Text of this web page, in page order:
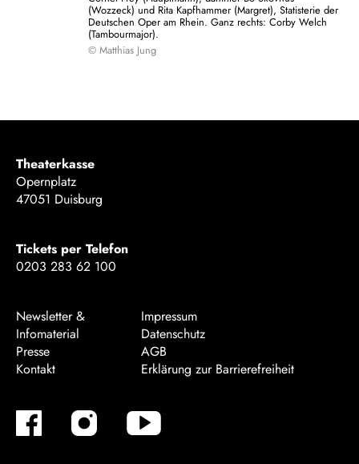
(Wozzeck) und Rita Kapfhammer (Margret), Statisterie der
Deutschen Oper am Rhein. Ganz rechts: Corby Welch
(Tambourmajor).
© Matthias Jung
Theaterkasse
Opernplatz
47051 Duisburg
Tickets per Telefon
0203 283 62 100
Newsletter &
Infomaterial
Presse
Kontakt
Impressum
Datenschutz
AGB
Erklärung zur Barrierefreiheit